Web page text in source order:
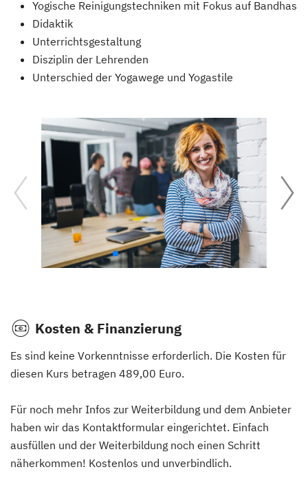
Yogische Reinigungstechniken mit Fokus auf Bandhas
Didaktik
Unterrichtsgestaltung
Disziplin der Lehrenden
Unterschied der Yogawege und Yogastile
Kosten & Finanzierung
Es sind keine Vorkenntnisse erforderlich. Die Kosten für
diesen Kurs betragen 489,00 Euro.
Für noch mehr Infos zur Weiterbildung und dem Anbieter
haben wir das Kontaktformular eingerichtet. Einfach
ausfüllen und der Weiterbildung noch einen Schritt
näherkommen! Kostenlos und unverbindlich.